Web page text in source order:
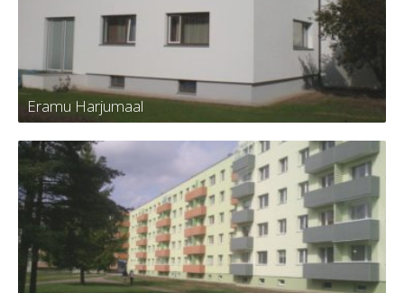
Eramu Harjumaal
Eramu Harjumaal